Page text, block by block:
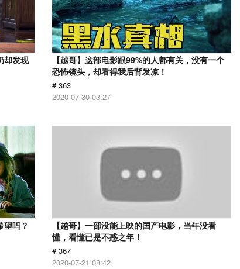
却发现
【越哥】这部电影跟99%的人都有关，没有一个
恐怖镜头，却看得我后背发凉！
# 363
2020-07-30 03:27
望吗？
【越哥】一部没能上映的国产电影，当年没看
懂，看懂已是不惑之年！
# 367
2020-07-21 08:42